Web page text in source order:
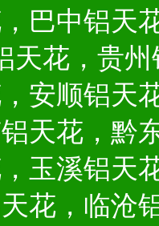
巴中铝天
天花，贵
安顺铝天
天花，黔
玉溪铝天
花，临沧